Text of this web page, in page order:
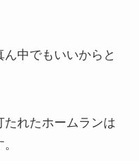
中でもいいからと
れたホームランは